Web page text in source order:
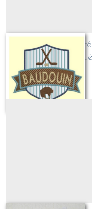
Blason SPORT avec
HOCKEY
Sur demande